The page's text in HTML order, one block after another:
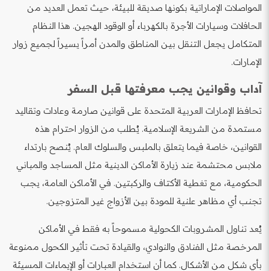
المواصلات الإماراتية بكونها صديقة للبيئة، حيث تعمل العديد من
الحافلات وسيارات الأجرة بالكهرباء أو الوقود الهجين. هذا النظام
المتكامل يجعل التنقل بين المناطق والمدن أمراً يسيراً لجميع زوار
الإمارات.
آداب وقوانين يجب معرفتها قبل السفر
تحافظ الإمارات العربية المتحدة على قوانين صارمة وعادات وتقاليد
مستمدة من الشريعة الإسلامية. يُطلب من الزوار احترام هذه
القوانين، خاصة فيما يتعلق بالملبس والسلوك العام. يُنصح بارتداء
ملابس محتشمة عند زيارة الأماكن الدينية مثل المساجد والمباني
الحكومية، مع تغطية الأكتاف والركبتين. في الأماكن العامة، يجب
تجنب أي مظاهر علنية للمودة بين الأزواج غير المتزوجين.
يُعد تناول المشروبات الكحولية مسموحاً به فقط في الأماكن
المرخصة مثل الفنادق والنوادي، والقيادة تحت تأثير الكحول ممنوعة
بأي شكل من الأشكال. كما أن استخدام العبارات أو الإيماءات المسيئة